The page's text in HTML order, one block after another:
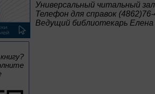
Универсальный читальный зал
Телефон для справок
Ведущий библиотекарь Елена